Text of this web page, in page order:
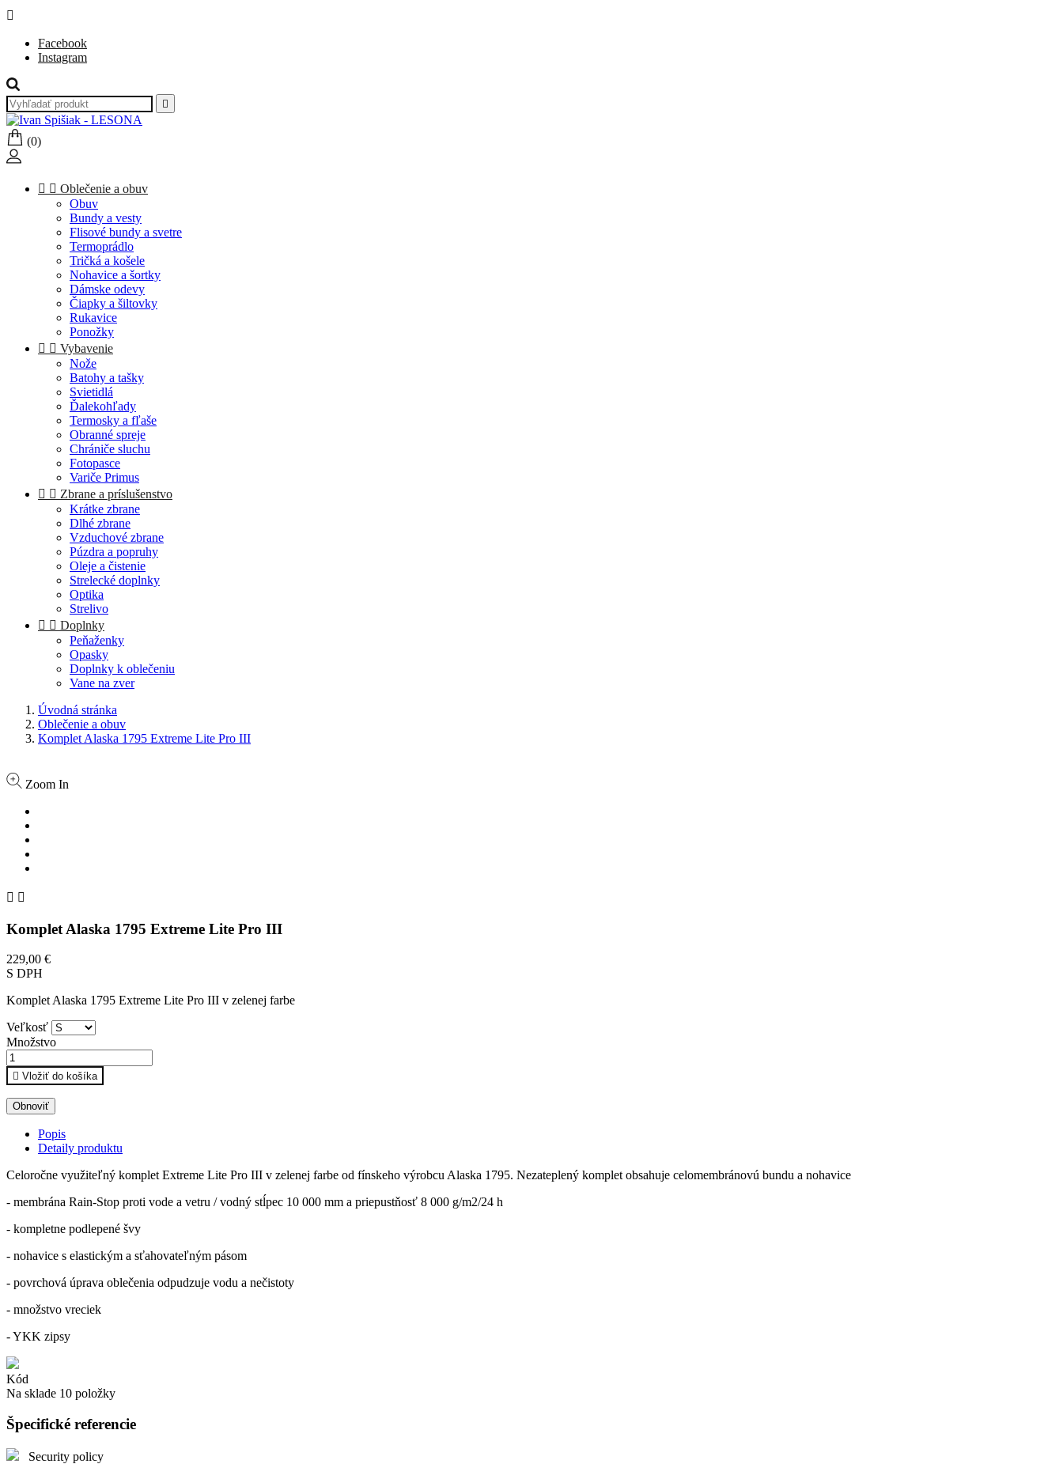

Facebook
Instagram

(0)
  Oblečenie a obuv
Obuv
Bundy a vesty
Flisové bundy a svetre
Termoprádlo
Tričká a košele
Nohavice a šortky
Dámske odevy
Čiapky a šiltovky
Rukavice
Ponožky
  Vybavenie
Nože
Batohy a tašky
Svietidlá
Ďalekohľady
Termosky a fľaše
Obranné spreje
Chrániče sluchu
Fotopasce
Variče Primus
  Zbrane a príslušenstvo
Krátke zbrane
Dlhé zbrane
Vzduchové zbrane
Púzdra a popruhy
Oleje a čistenie
Strelecké doplnky
Optika
Strelivo
  Doplnky
Peňaženky
Opasky
Doplnky k oblečeniu
Vane na zver
Úvodná stránka
Oblečenie a obuv
Komplet Alaska 1795 Extreme Lite Pro III
Zoom In
 
Komplet Alaska 1795 Extreme Lite Pro III
229,00 €
S DPH
Komplet Alaska 1795 Extreme Lite Pro III v zelenej farbe
Veľkosť
Množstvo
 Vložiť do košíka
Popis
Detaily produktu
Celoročne využiteľný komplet Extreme Lite Pro III v zelenej farbe od fínskeho výrobcu Alaska 1795. Nezateplený komplet obsahuje celomembránovú bundu a nohavice
- membrána Rain-Stop proti vode a vetru / vodný stĺpec 10 000 mm a priepustňosť 8 000 g/m2/24 h
- kompletne podlepené švy
- nohavice s elastickým a sťahovateľným pásom
- povrchová úprava oblečenia odpudzuje vodu a nečistoty
- množstvo vreciek
- YKK zipsy
Kód
Na sklade 10 položky
Špecifické referencie
Security policy